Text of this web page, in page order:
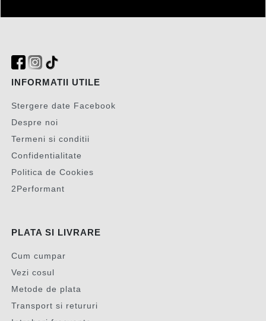
INFORMATII UTILE
Stergere date Facebook
Despre noi
Termeni si conditii
Confidentialitate
Politica de Cookies
2Performant
PLATA SI LIVRARE
Cum cumpar
Vezi cosul
Metode de plata
Transport si retururi